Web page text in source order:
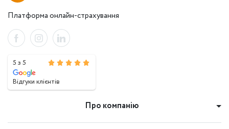
Платформа онлайн-страхування
5 з 5
Відгуки клієнтів
Про компанію